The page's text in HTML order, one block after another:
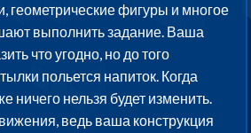
геометрические фигуры и многое
выполнить задание. Ваша
что угодно, но до того
польется напиток. Когда
ничего нельзя будет изменить.
ведь ваша конструкция